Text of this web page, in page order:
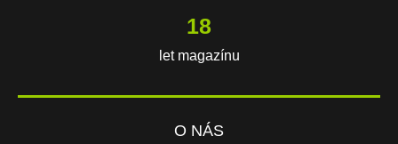
18
let magazínu
O NÁS